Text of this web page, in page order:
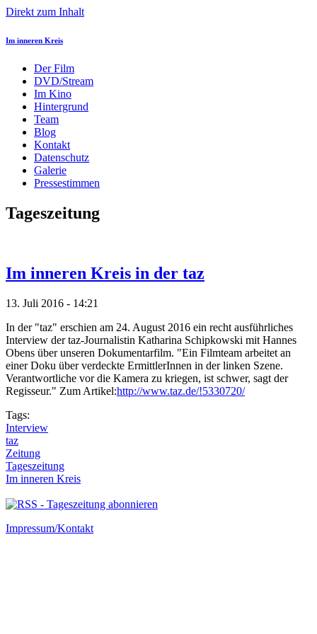
Direkt zum Inhalt
Im inneren Kreis
Der Film
DVD/Stream
Im Kino
Hintergrund
Team
Blog
Kontakt
Datenschutz
Galerie
Pressestimmen
Tageszeitung
Im inneren Kreis in der taz
13. Juli 2016 - 14:21
In der "taz" erschien am 24. August 2016 ein recht ausführliches
Interview der taz-Journalistin Katharina Schipkowski mit Hannes
Obens über unseren Dokumentarfilm. "Ein Filmteam arbeitet an
einer Doku über verdeckte ErmittlerInnen in der linken Szene.
Verantwortliche vor die Kamera zu kriegen, ist schwer, sagt der
Regisseur." Zum Artikel:http://www.taz.de/!5330720/
Tags:
Interview
taz
Zeitung
Tageszeitung
Im inneren Kreis
Impressum/Kontakt